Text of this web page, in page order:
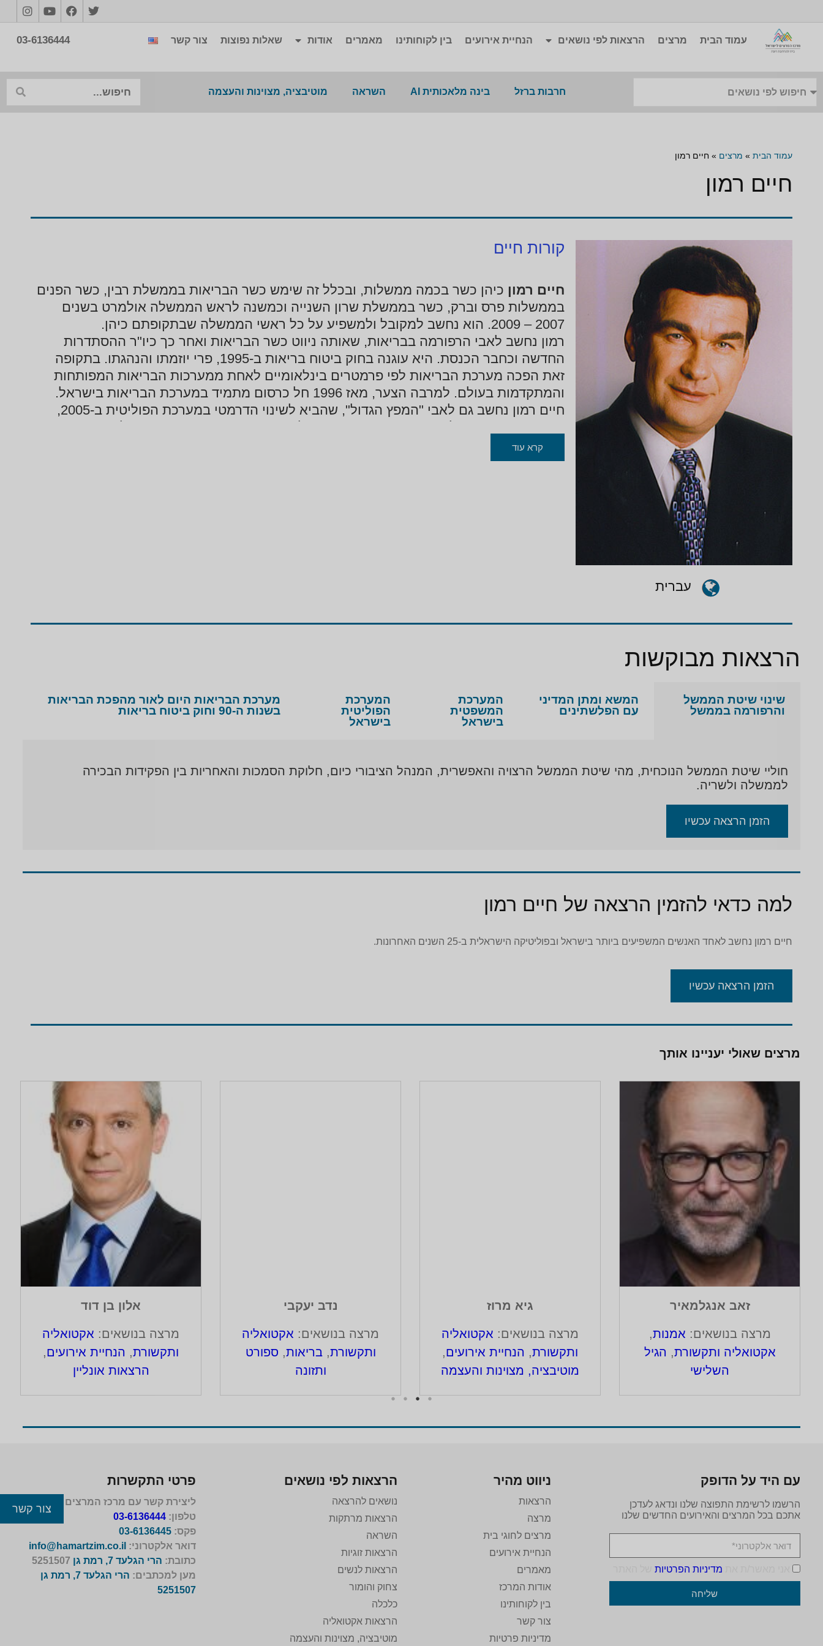
עמוד הבית מרצים הרצאות לפי נושאים הנחיית אירועים בין לקוחותינו מאמרים אודות שאלות נפוצות צור קשר 03-6136444
חרבות ברזל בינה מלאכותית AI השראה מוטיבציה, מצוינות והעצמה
עמוד הבית » מרצים » חיים רמון
חיים רמון
עברית
קורות חיים
חיים רמון כיהן כשר בכמה ממשלות, ובכלל זה שימש כשר הבריאות בממשלת רבין, כשר הפנים
בממשלות פרס וברק, כשר בממשלת שרון השנייה וכמשנה לראש הממשלה אולמרט בשנים
2007 – 2009. הוא נחשב למקובל ולמשפיע על כל ראשי הממשלה שבתקופתם כיהן.
רמון נחשב לאבי הרפורמה בבריאות, שאותה ניווט כשר הבריאות ואחר כך כיו"ר ההסתדרות
החדשה וכחבר הכנסת. היא עוגנה בחוק ביטוח בריאות ב-1995, פרי יוזמתו והנהגתו. בתקופה
זאת הפכה מערכת הבריאות לפי פרמטרים בינלאומיים לאחת ממערכות הבריאות המפותחות
והמתקדמות בעולם. למרבה הצער, מאז 1996 חל כרסום מתמיד במערכת הבריאות בישראל.
חיים רמון נחשב גם לאבי "המפץ הגדול", שהביא לשינוי הדרמטי במערכת הפוליטית ב-2005,
קרא עוד
הרצאות מבוקשות
שינוי שיטת הממשל
והרפורמה בממשל
המשא ומתן המדיני
עם הפלשתינים
המערכת
המשפטית
בישראל
המערכת
הפוליטית
בישראל
מערכת הבריאות היום לאור מהפכת הבריאות
בשנות ה-90 וחוק ביטוח בריאות
חוליי שיטת הממשל הנוכחית, מהי שיטת הממשל הרצויה והאפשרית, המנהל הציבורי כיום, חלוקת הסמכות והאחריות בין הפקידות הבכירה
לממשלה ולשריה.
הזמן הרצאה עכשיו
למה כדאי להזמין הרצאה של חיים רמון
חיים רמון נחשב לאחד האנשים המשפיעים ביותר בישראל ובפוליטיקה הישראלית ב-25 השנים האחרונות.
הזמן הרצאה עכשיו
מרצים שאולי יעניינו אותך
אלון בן דוד
מרצה בנושאים: אקטואליה
ותקשורת, הנחיית אירועים,
הרצאות אונליין
נדב יעקבי
מרצה בנושאים: אקטואליה
ותקשורת,בריאות, ספורט
ותזונה
גיא מרוז
מרצה בנושאים: אקטואליה
ותקשורת, הנחיית אירועים,
מוטיבציה, מצוינות והעצמה
זאב אנגלמאיר
מרצה בנושאים: אמנות,
אקטואליה ותקשורת, הגיל
השלישי
עם היד על הדופק
הרשמו לרשימת התפוצה שלנו ונדאג לעדכן
אתכם בכל המרצים והאירועים החדשים שלנו
מדיניות הפרטיותשל האתר
שליחה
ניווט מהיר
הרצאות
מרצה
מרצים לחוגי בית
הנחיית אירועים
מאמרים
אודות המרכז
בין לקוחותינו
צור קשר
מדיניות פרטיות
הרצאות לפי נושאים
נושאים להרצאה
הרצאות מרתקות
השראה
הרצאות זוגיות
הרצאות לנשים
צחוק והומור
כלכלה
הרצאות אקטואליה
מוטיבציה, מצוינות והעצמה
פרטי התקשרות
ליצירת קשר עם מרכז המרצים לישראל
טלפון:03-6136444
פקס:03-6136445
דואר אלקטרוני: info@hamartzim.co.il
כתובת: הרי הגלעד 7, רמת גן
מען למכתבים:
הרי הגלעד 7, רמת גן
5251507
צור קשר